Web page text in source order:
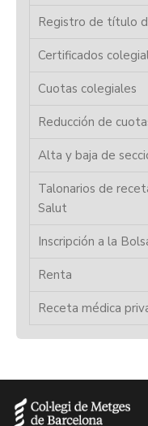
Registro de título
Certificados
Cuotas colegiales
Reducción de
Alta y baja de
Talonarios de
Salut
Inscripción a la
Renta
Receta médica